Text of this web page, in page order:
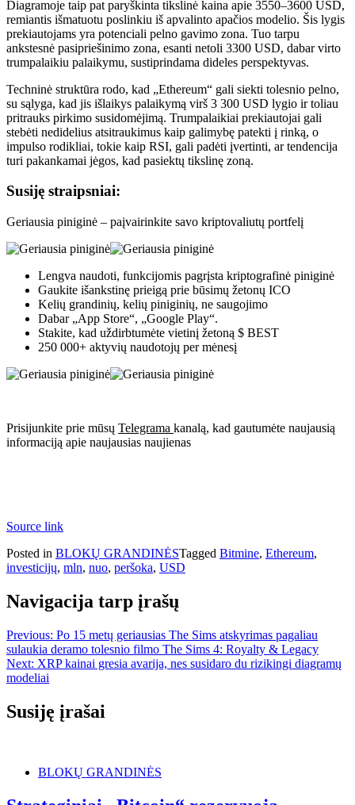
Diagramoje taip pat paryškinta tikslinė kaina apie 3550–3600 USD,
remiantis išmatuotu poslinkiu iš apvalinto apačios modelio. Šis lygis
prekiautojams yra potenciali pelno gavimo zona. Tuo tarpu
ankstesnė pasipriešinimo zona, esanti netoli 3300 USD, dabar virto
trumpalaikiu palaikymu, sustiprindama dideles perspektyvas.
Techninė struktūra rodo, kad „Ethereum“ gali siekti tolesnio pelno,
su sąlyga, kad jis išlaikys palaikymą virš 3 300 USD lygio ir toliau
pritrauks pirkimo susidomėjimą. Trumpalaikiai prekiautojai gali
stebėti nedidelius atsitraukimus kaip galimybę patekti į rinką, o
impulso rodikliai, tokie kaip RSI, gali padėti įvertinti, ar tendencija
turi pakankamai jėgos, kad pasiektų tikslinę zoną.
Susiję straipsniai:
Geriausia piniginė – paįvairinkite savo kriptovaliutų portfelį
Lengva naudoti, funkcijomis pagrįsta kriptografinė piniginė
Gaukite išankstinę prieigą prie būsimų žetonų ICO
Kelių grandinių, kelių piniginių, ne saugojimo
Dabar „App Store“, „Google Play“.
Stakite, kad uždirbtumėte vietinį žetoną $ BEST
250 000+ aktyvių naudotojų per mėnesį
Prisijunkite prie mūsų Telegrama kanalą, kad gautumėte naujausią
informaciją apie naujausias naujienas
Source link
Posted in BLOKŲ GRANDINĖSTagged Bitmine, Ethereum,
investicijų, mln, nuo, peršoka, USD
Navigacija tarp įrašų
Previous: Po 15 metų geriausias The Sims atskyrimas pagaliau
sulaukia deramo tolesnio filmo The Sims 4: Royalty & Legacy
Next: XRP kainai gresia avarija, nes susidaro du rizikingi diagramų
modeliai
Susiję įrašai
BLOKŲ GRANDINĖS